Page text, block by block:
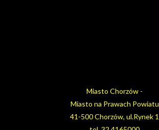
Miasto Chorzów -
Miasto na Prawach Powiatu
41-500 Chorzów, ul.Rynek 1